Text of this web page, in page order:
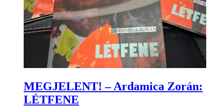
MEGJELENT! – Ardamica Zorán:
LÉTFENE